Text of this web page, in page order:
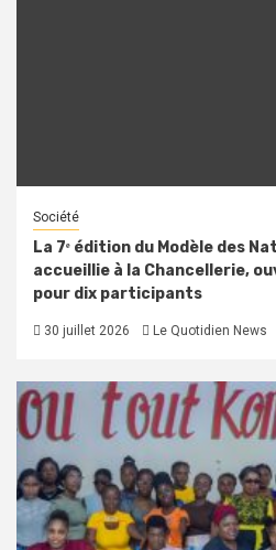
Société
La 7ᵉ édition du Modèle des
accueillie à la Chancellerie,
pour dix participants
30 juillet 2026 Le Quotidien News